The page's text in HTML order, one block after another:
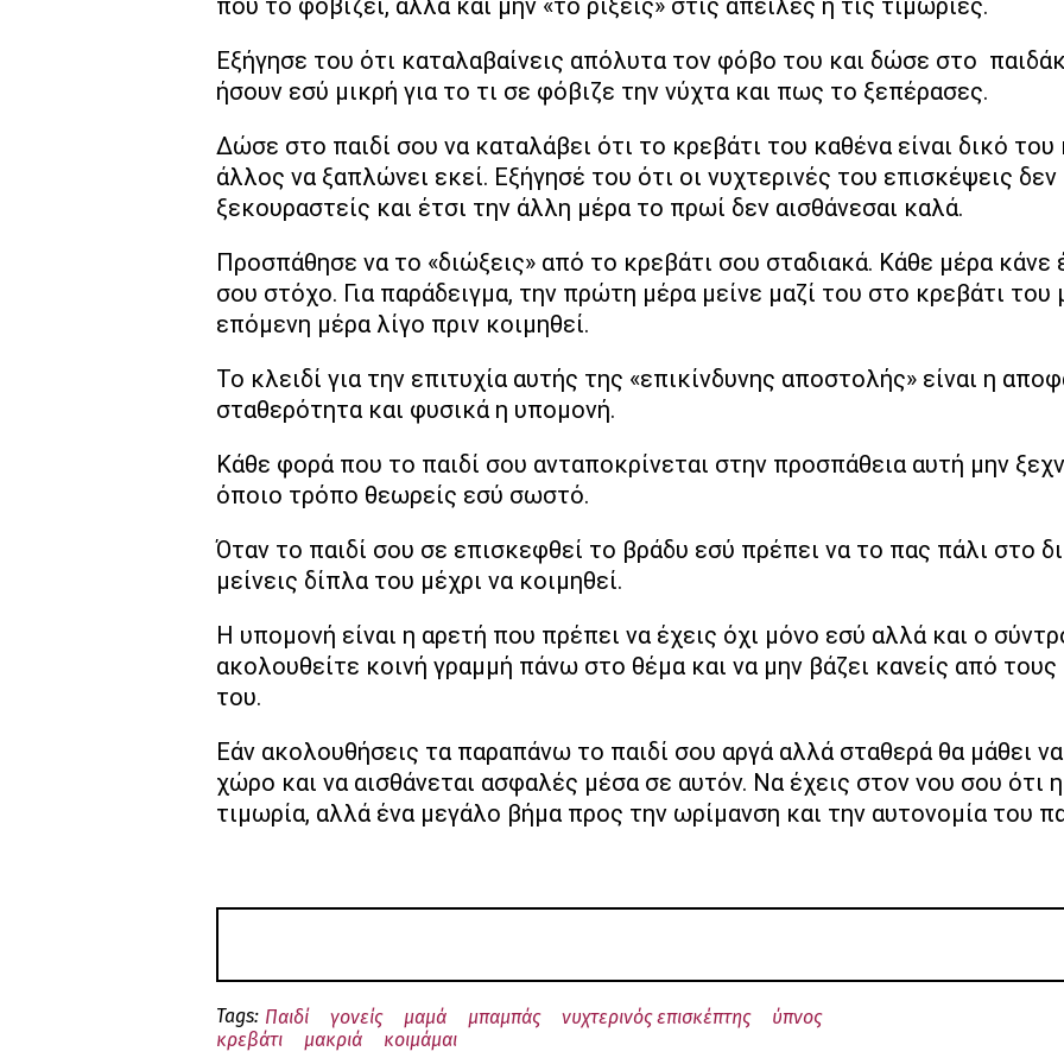
που το φοβίζει, αλλά και μην «το ρίξεις» στις απειλές ή τις τιμωρίες.
Εξήγησε του ότι καταλαβαίνεις απόλυτα τον φόβο του και δώσε στο
ήσουν εσύ μικρή για το τι σε φόβιζε την νύχτα και πως το ξεπέρασες.
Δώσε στο παιδί σου να καταλάβει ότι το κρεβάτι του καθένα είναι δικό του
άλλος να ξαπλώνει εκεί. Εξήγησέ του ότι οι νυχτερινές του επισκέψεις
ξεκουραστείς και έτσι την άλλη μέρα το πρωί δεν αισθάνεσαι καλά.
Προσπάθησε να το «διώξεις» από το κρεβάτι σου σταδιακά. Κάθε μέρα
σου στόχο. Για παράδειγμα, την πρώτη μέρα μείνε μαζί του στο κρεβάτι του
επόμενη μέρα λίγο πριν κοιμηθεί.
Το κλειδί για την επιτυχία αυτής της «επικίνδυνης αποστολής» είναι η
σταθερότητα και φυσικά η υπομονή.
Κάθε φορά που το παιδί σου ανταποκρίνεται στην προσπάθεια αυτή μην
όποιο τρόπο θεωρείς εσύ σωστό.
Όταν το παιδί σου σε επισκεφθεί το βράδυ εσύ πρέπει να το πας πάλι στο
μείνεις δίπλα του μέχρι να κοιμηθεί.
Η υπομονή είναι η αρετή που πρέπει να έχεις όχι μόνο εσύ αλλά και ο
ακολουθείτε κοινή γραμμή πάνω στο θέμα και να μην βάζει κανείς από
του.
Εάν ακολουθήσεις τα παραπάνω το παιδί σου αργά αλλά σταθερά θα μάθει
χώρο και να αισθάνεται ασφαλές μέσα σε αυτόν. Να έχεις στον νου σου ότι
τιμωρία, αλλά ένα μεγάλο βήμα προς την ωρίμανση και την αυτονομία του
Tags: Παιδί γονείς μαμά μπαμπάς νυχτερινός επισκέπτης
ύπνος
κρεβάτι
μακριά κοιμάμαι